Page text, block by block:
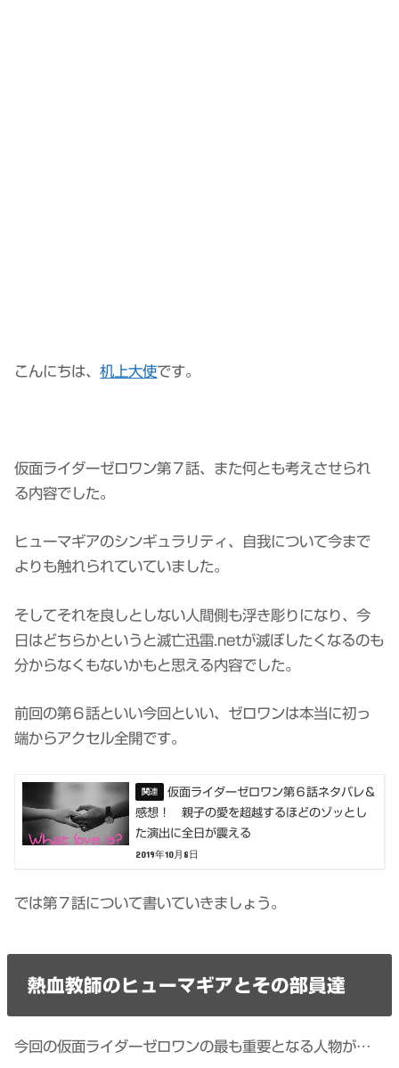
こんにちは、机上大使です。
仮面ライダーゼロワン第７話、また何とも考えさせられ
る内容でした。
ヒューマギアのシンギュラリティ、自我について今まで
よりも触れられていていました。
そしてそれを良しとしない人間側も浮き彫りになり、今
日はどちらかというと滅亡迅雷.netが滅ぼしたくなるのも
分からなくもないかもと思える内容でした。
前回の第６話といい今回といい、ゼロワンは本当に初っ
端からアクセル全開です。
仮面ライダーゼロワン第６話ネタバレ＆
感想！ 親子の愛を超越するほどのゾッとし
た演出に全日が震える
2019年10月8日
では第７話について書いていきましょう。
熱血教師のヒューマギアとその部員達
今回の仮面ライダーゼロワンの最も重要となる人物が…